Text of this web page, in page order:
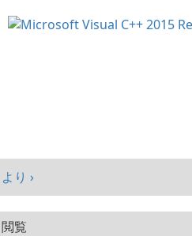
より ›
閲覧